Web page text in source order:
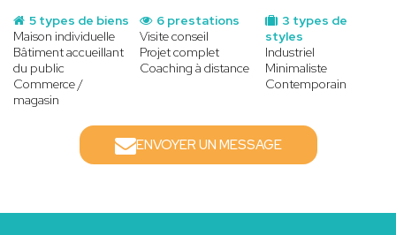
5 types de biens
Maison individuelle
Bâtiment accueillant
du public
Commerce /
magasin
3 types de
styles
Industriel
Minimaliste
Contemporain
6 prestations
Visite conseil
Projet complet
Coaching à distance
ENVOYER UN MESSAGE